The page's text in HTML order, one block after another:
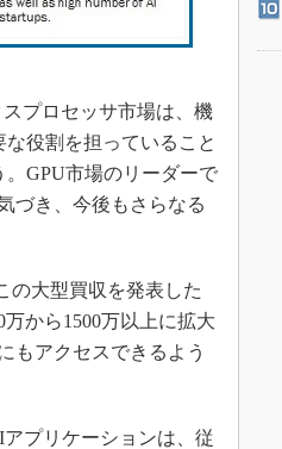
プロセッサ市場は、機
役割を担っていること
GPU市場のリーダーで
づき、今後もさらなる
の大型買収を発表した
から1500万以上に拡大
もアクセスできるよう
プリケーションは、従